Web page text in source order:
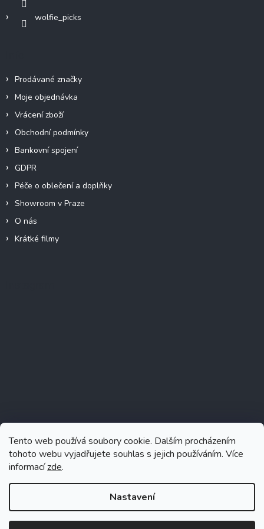
Tento web používá soubory cookie. Dalším procházením
tohoto webu vyjadřujete souhlas s jejich používáním. Více
informacízde.
Nastavení
wolfie_picks
Prodávané značky
Moje objednávka
Vrácení zboží
Obchodní podmínky
Bankovní spojení
GDPR
Péče o oblečení a doplňky
Showroom v Praze
O nás
Krátké filmy
Sledovat na Instagramu